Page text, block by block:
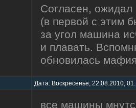
Согласен,
(в первой с этим
за угол машина
и плавать.
обновилась
Дата: Воскресенье, 22.08.2010,
все машины